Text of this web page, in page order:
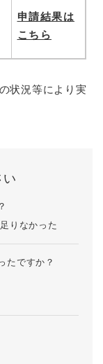
申請結果は
こちら
状況等により実
い
りなかった
たですか？